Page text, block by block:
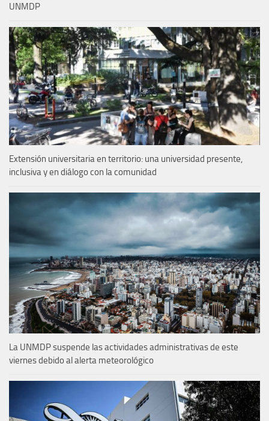
UNMDP
Extensión universitaria en territorio: una universidad presente,
inclusiva y en diálogo con la comunidad
La UNMDP suspende las actividades administrativas de este
viernes debido al alerta meteorológico